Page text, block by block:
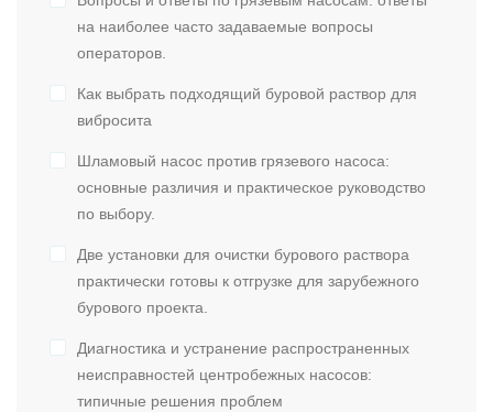
на наиболее часто задаваемые вопросы
операторов.
Как выбрать подходящий буровой раствор для
вибросита
Шламовый насос против грязевого насоса:
основные различия и практическое руководство
по выбору.
Две установки для очистки бурового раствора
практически готовы к отгрузке для зарубежного
бурового проекта.
Диагностика и устранение распространенных
неисправностей центробежных насосов:
типичные решения проблем